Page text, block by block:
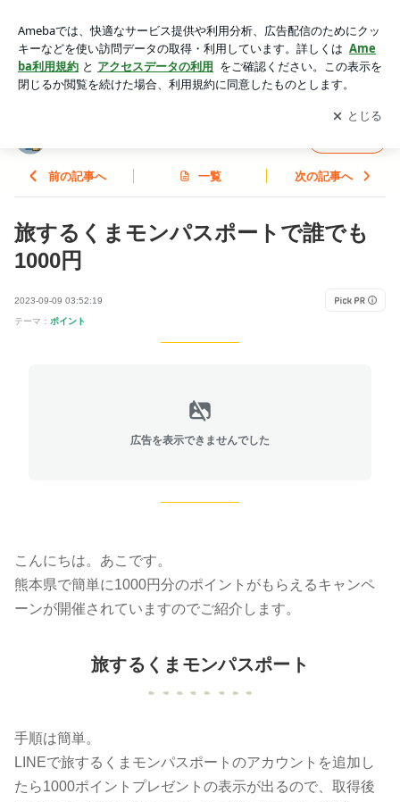
アプリをダウンロードして ブログの更新通知
を受け取りまし
ょう。
開く
前の記事へ 一覧 次の記事へ
旅するくまモンパスポートで誰でも
1000円
2023-09-09 03:52:19
テーマ： ポイント
広告を表示できませんでした
こんにちは。あこです。
熊本県で簡単に1000円分のポイントがもらえるキャンペ
ーンが開催されていますのでご紹介します。
旅するくまモンパスポート
手順は簡単。
LINEで旅するくまモンパスポートのアカウントを追加し
たら1000ポイントプレゼントの表示が出るので、取得後